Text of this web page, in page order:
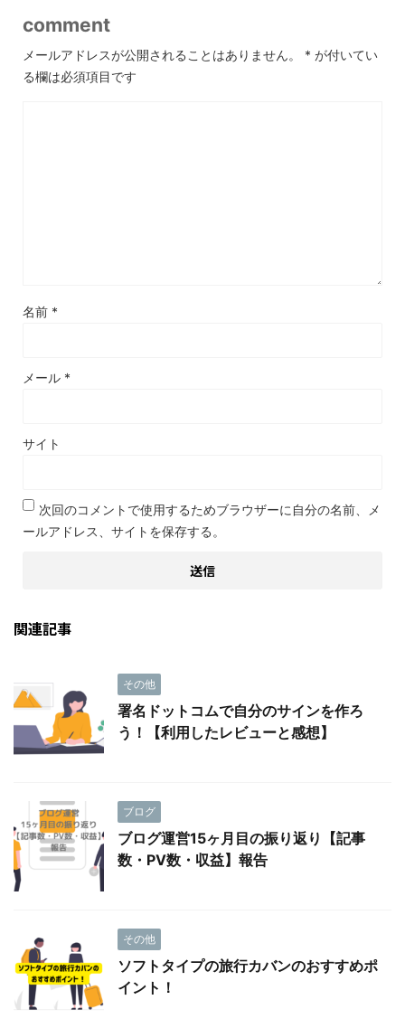
comment
メールアドレスが公開されることはありません。 * が付いてい
る欄は必須項目です
名前 *
メール *
サイト
次回のコメントで使用するためブラウザーに自分の名前、メ
ールアドレス、サイトを保存する。
関連記事
その他
署名ドットコムで自分のサインを作ろ
う！【利用したレビューと感想】
ブログ
ブログ運営15ヶ月目の振り返り【記事
数・PV数・収益】報告
その他
ソフトタイプの旅行カバンのおすすめポ
イント！